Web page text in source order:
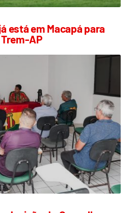
está em Macapá para
AP